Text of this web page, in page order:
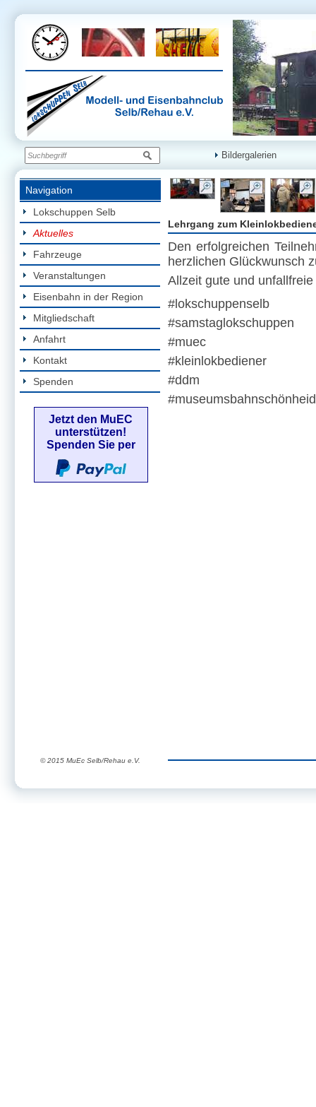
Bildergalerien
Navigation
Lokschuppen Selb
Aktuelles
Fahrzeuge
Veranstaltungen
Eisenbahn in der Region
Mitgliedschaft
Anfahrt
Kontakt
Spenden
Jetzt den MuEC
unterstützen!
Spenden Sie per
Lehrgang zum
Den erfolgreichen
herzlichen Glückwunsch
Allzeit gute und
#lokschuppenselb
#samstaglokschuppen
#muec
#kleinlokbediener
#ddm
© 2015 MuEc Selb/Rehau e.V.